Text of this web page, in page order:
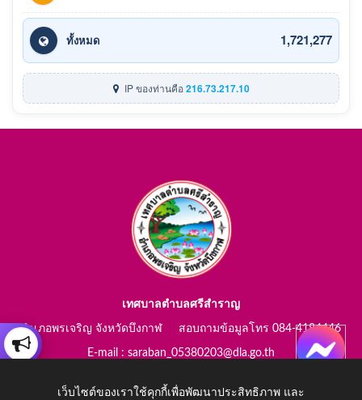
ทั้งหมด 1,721,277
IP ของท่านคือ216.73.217.10
เทศบาลตำบลศรีสำราญ
อำเภอพรเจริญ จังหวัดบึงกาฬ สอบถามข้อมูลโทร 084-4184446
E-mail : saraban_05380203@dla.go.th
เว็บไซต์ของเราใช้คุกกี้เพื่อพัฒนาประสิทธิภาพ และ